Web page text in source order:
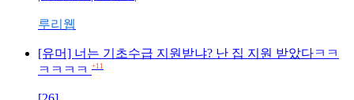
루리웹
[유머] 너는 기초수급 지원받냐? 난 집 지원 받았다ㅋㅋ
ㅋㅋㅋㅋ
+11